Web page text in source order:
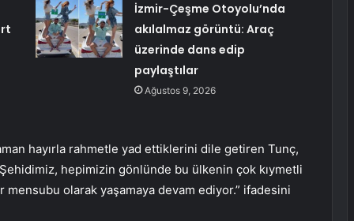
İzmir-Çeşme Otoyolu’nda
akılalmaz görüntü: Araç
üzerinde dans edip
paylaştılar
Ağustos 9, 2026
hayırla rahmetle yad ettiklerini dile getiren Tunç,
hepimizin gönlünde bu ülkenin çok kıymetli
mensubu olarak yaşamaya devam ediyor.” ifadesini